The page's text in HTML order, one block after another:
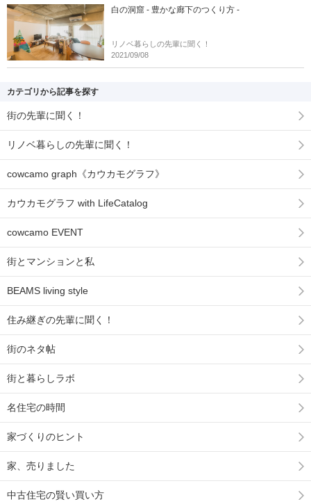
白の洞窟 - 豊かな廊下のつくり方 -
リノベ暮らしの先輩に聞く！
2021/09/08
カテゴリから記事を探す
街の先輩に聞く！
リノベ暮らしの先輩に聞く！
cowcamo graph《カウカモグラフ》
カウカモグラフ with LifeCatalog
cowcamo EVENT
街とマンションと私
BEAMS living style
住み継ぎの先輩に聞く！
街のネタ帖
街と暮らしラボ
名住宅の時間
家づくりのヒント
家、売りました
中古住宅の賢い買い方